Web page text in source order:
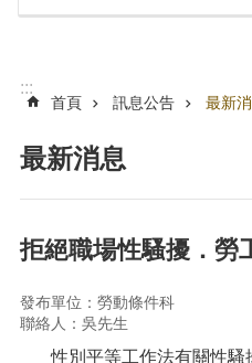
公
識
動
局
關
通
錄
:::
首頁 訊息公告 最新
最新消息
拒絕職場性騷擾．勞
發布單位：勞動條件科
聯絡人：吳先生
性別平等工作法有關性騷